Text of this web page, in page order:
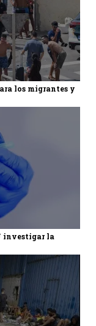
los migrantes y
investigar la